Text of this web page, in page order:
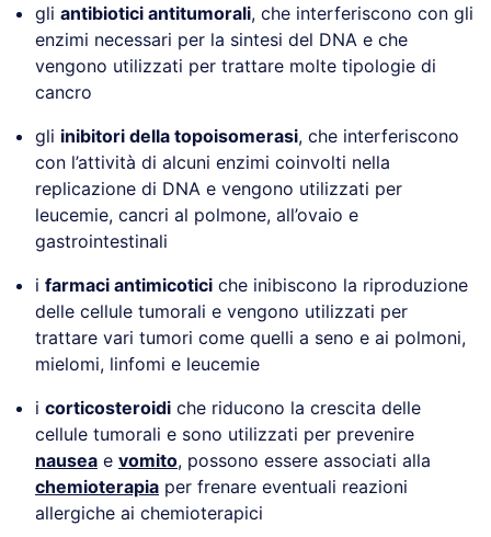
gli antibiotici antitumorali, che interferiscono con gli
enzimi necessari per la sintesi del DNA e che
vengono utilizzati per trattare molte tipologie di
cancro
gli inibitori della topoisomerasi, che interferiscono
con l’attività di alcuni enzimi coinvolti nella
replicazione di DNA e vengono utilizzati per
leucemie, cancri al polmone, all’ovaio e
gastrointestinali
i farmaci antimicotici che inibiscono la riproduzione
delle cellule tumorali e vengono utilizzati per
trattare vari tumori come quelli a seno e ai polmoni,
mielomi, linfomi e leucemie
i corticosteroidi che riducono la crescita delle
cellule tumorali e sono utilizzati per prevenire
nausea e vomito, possono essere associati alla
chemioterapia per frenare eventuali reazioni
allergiche ai chemioterapici